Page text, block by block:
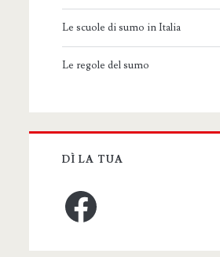
Le scuole di sumo in Italia
Le regole del sumo
DÌ LA TUA
Facebook